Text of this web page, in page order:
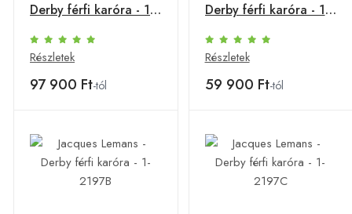
Derby férfi karóra - 1-
1945-1F
Részletek
97 900 Ft-tól
Derby férfi karóra - 1-
2197A
Részletek
59 900 Ft-tól